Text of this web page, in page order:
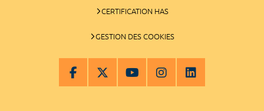
CERTIFICATION HAS
GESTION DES COOKIES